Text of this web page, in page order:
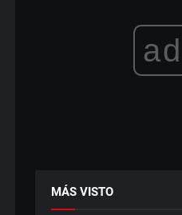
ad
MÁS VISTO